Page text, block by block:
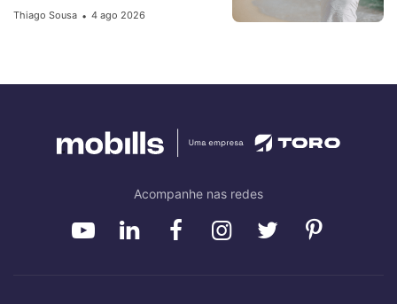
Thiago Sousa • 4 ago 2026
Acompanhe nas redes